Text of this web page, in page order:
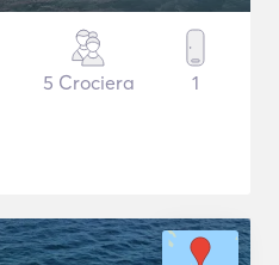
5 Crociera 1